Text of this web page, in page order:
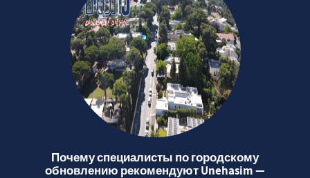
Почему специалисты по городскому
обновлению рекомендуют Unehasim —